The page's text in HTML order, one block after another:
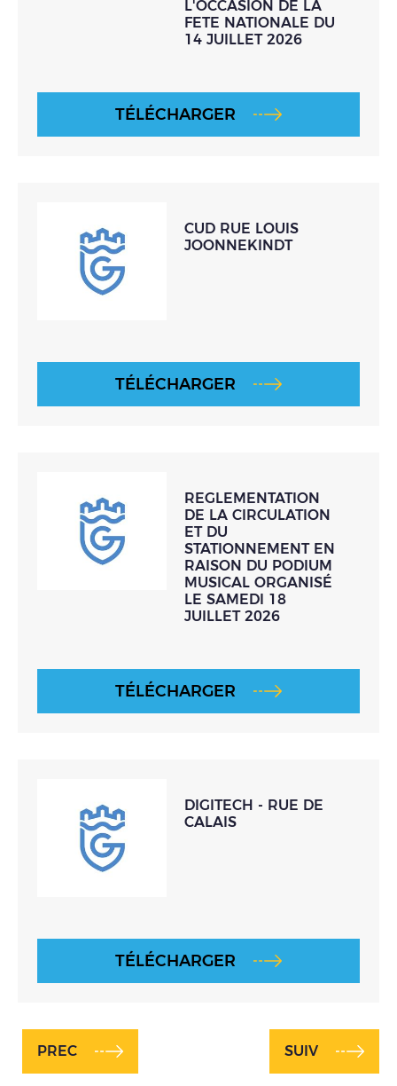
L'OCCASION DE LA
FETE NATIONALE DU
14 JUILLET 2026
TÉLÉCHARGER
CUD RUE LOUIS
JOONNEKINDT
TÉLÉCHARGER
REGLEMENTATION
DE LA CIRCULATION
ET DU
STATIONNEMENT EN
RAISON DU PODIUM
MUSICAL ORGANISÉ
LE SAMEDI 18
JUILLET 2026
TÉLÉCHARGER
DIGITECH - RUE DE
CALAIS
TÉLÉCHARGER